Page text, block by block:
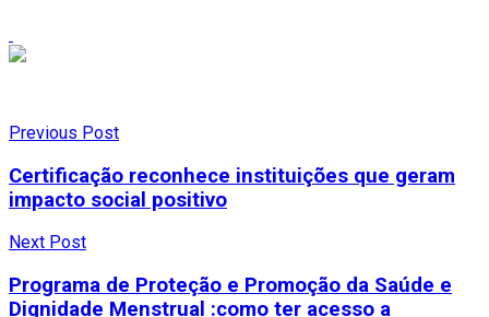
Previous Post
Certificação reconhece instituições que geram
impacto social positivo
Next Post
Programa de Proteção e Promoção da Saúde e
Dignidade Menstrual :como ter acesso a